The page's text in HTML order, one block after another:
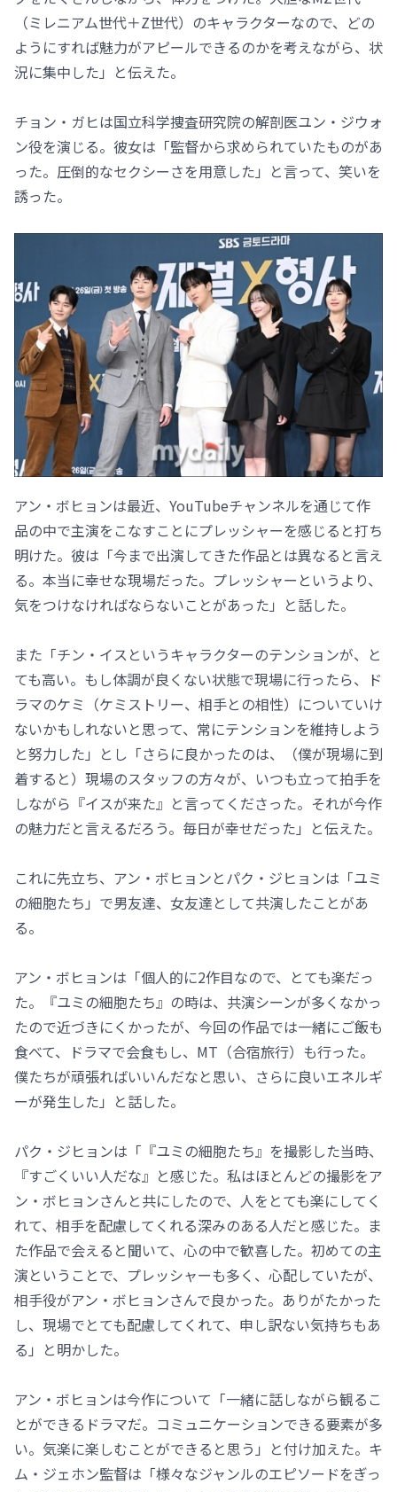
（ミレニアム世代＋Z世代）のキャラクターなので、どの
ようにすれば魅力がアピールできるのかを考えながら、状
況に集中した」と伝えた。
チョン・ガヒは国立科学捜査研究院の解剖医ユン・ジウォ
ン役を演じる。彼女は「監督から求められていたものがあ
った。圧倒的なセクシーさを用意した」と言って、笑いを
誘った。
アン・ボヒョンは最近、YouTubeチャンネルを通じて作
品の中で主演をこなすことにプレッシャーを感じると打ち
明けた。彼は「今まで出演してきた作品とは異なると言え
る。本当に幸せな現場だった。プレッシャーというより、
気をつけなければならないことがあった」と話した。
また「チン・イスというキャラクターのテンションが、と
ても高い。もし体調が良くない状態で現場に行ったら、ド
ラマのケミ（ケミストリー、相手との相性）についていけ
ないかもしれないと思って、常にテンションを維持しよう
と努力した」とし「さらに良かったのは、（僕が現場に到
着すると）現場のスタッフの方々が、いつも立って拍手を
しながら『イスが来た』と言ってくださった。それが今作
の魅力だと言えるだろう。毎日が幸せだった」と伝えた。
これに先立ち、アン・ボヒョンとパク・ジヒョンは「ユミ
の細胞たち」で男友達、女友達として共演したことがあ
る。
アン・ボヒョンは「個人的に2作目なので、とても楽だっ
た。『ユミの細胞たち』の時は、共演シーンが多くなかっ
たので近づきにくかったが、今回の作品では一緒にご飯も
食べて、ドラマで会食もし、MT（合宿旅行）も行った。
僕たちが頑張ればいいんだなと思い、さらに良いエネルギ
ーが発生した」と話した。
パク・ジヒョンは「『ユミの細胞たち』を撮影した当時、
『すごくいい人だな』と感じた。私はほとんどの撮影をア
ン・ボヒョンさんと共にしたので、人をとても楽にしてく
れて、相手を配慮してくれる深みのある人だと感じた。ま
た作品で会えると聞いて、心の中で歓喜した。初めての主
演ということで、プレッシャーも多く、心配していたが、
相手役がアン・ボヒョンさんで良かった。ありがたかった
し、現場でとても配慮してくれて、申し訳ない気持ちもあ
る」と明かした。
アン・ボヒョンは今作について「一緒に話しながら観るこ
とができるドラマだ。コミュニケーションできる要素が多
い。気楽に楽しむことができると思う」と付け加えた。キ
ム・ジェホン監督は「様々なジャンルのエピソードをぎっ